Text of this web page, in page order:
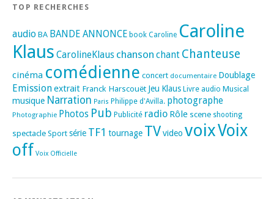
TOP RECHERCHES
audio BA BANDE ANNONCE book Caroline Caroline
Klaus CarolineKlaus chanson chant Chanteuse
cinéma comédienne concert documentaire Doublage
Emissionextrait Franck Harscouët Jeu Klaus Livre audio Musical
musique Narration Paris Philippe d'Avilla. photographe
Photographie Photos Pub Publicité radio Rôle scene shooting
spectacle Sport série TF1 tournage TVvideo voixVoix
off Voix Officielle